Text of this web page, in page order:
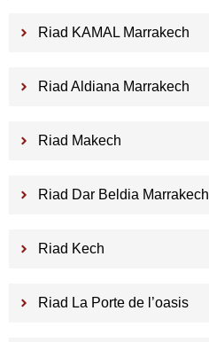
Riad KAMAL Marrakech
Riad Aldiana Marrakech
Riad Makech
Riad Dar Beldia Marrakech
Riad Kech
Riad La Porte de l’oasis